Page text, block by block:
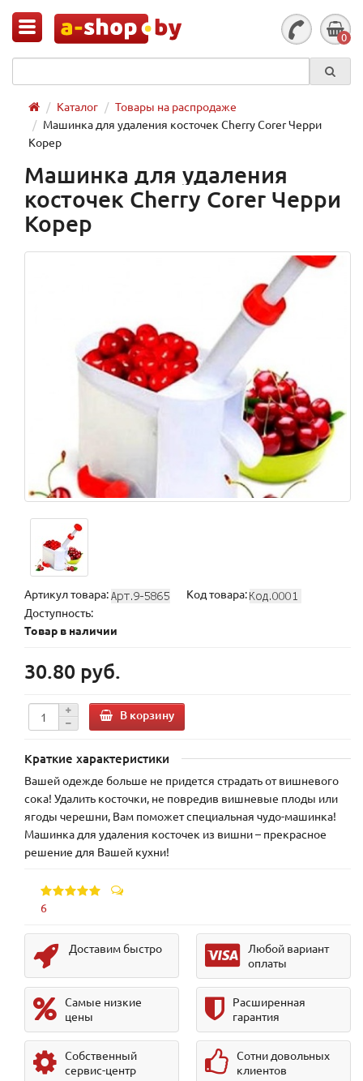
0
Каталог
Товары на распродаже
Машинка для удаления косточек Cherry Corer Черри
Корер
Машинка для удаления
косточек Cherry Corer Черри
Корер
Артикул товара:
Код товара:
Доступность:
Товар в наличии
30.80 руб.
В корзину
Краткие характеристики
Вашей одежде больше не придется страдать от вишневого
сока! Удалить косточки, не повредив вишневые плоды или
ягоды черешни, Вам поможет специальная чудо-машинка!
Машинка для удаления косточек из вишни – прекрасное
решение для Вашей кухни!
6
Доставим быстро
Любой вариант
оплаты
Самые низкие
цены
Расширенная
гарантия
Собственный
сервис-центр
Сотни довольных
клиентов